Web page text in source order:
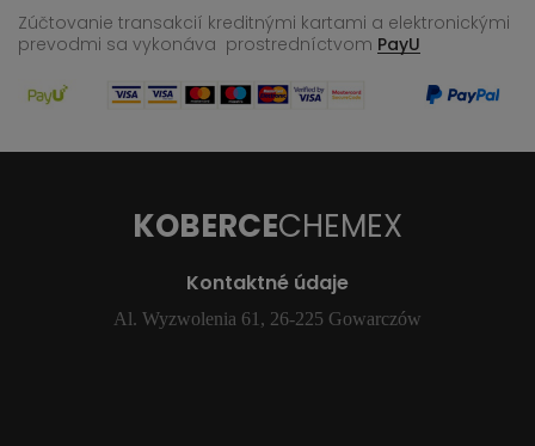
Zúčtovanie transakcií kreditnými kartami a elektronickými
prevodmi sa vykonáva prostredníctvom PayU
KOBERCECHEMEX
Kontaktné údaje
Al. Wyzwolenia 61, 26-225 Gowarczów